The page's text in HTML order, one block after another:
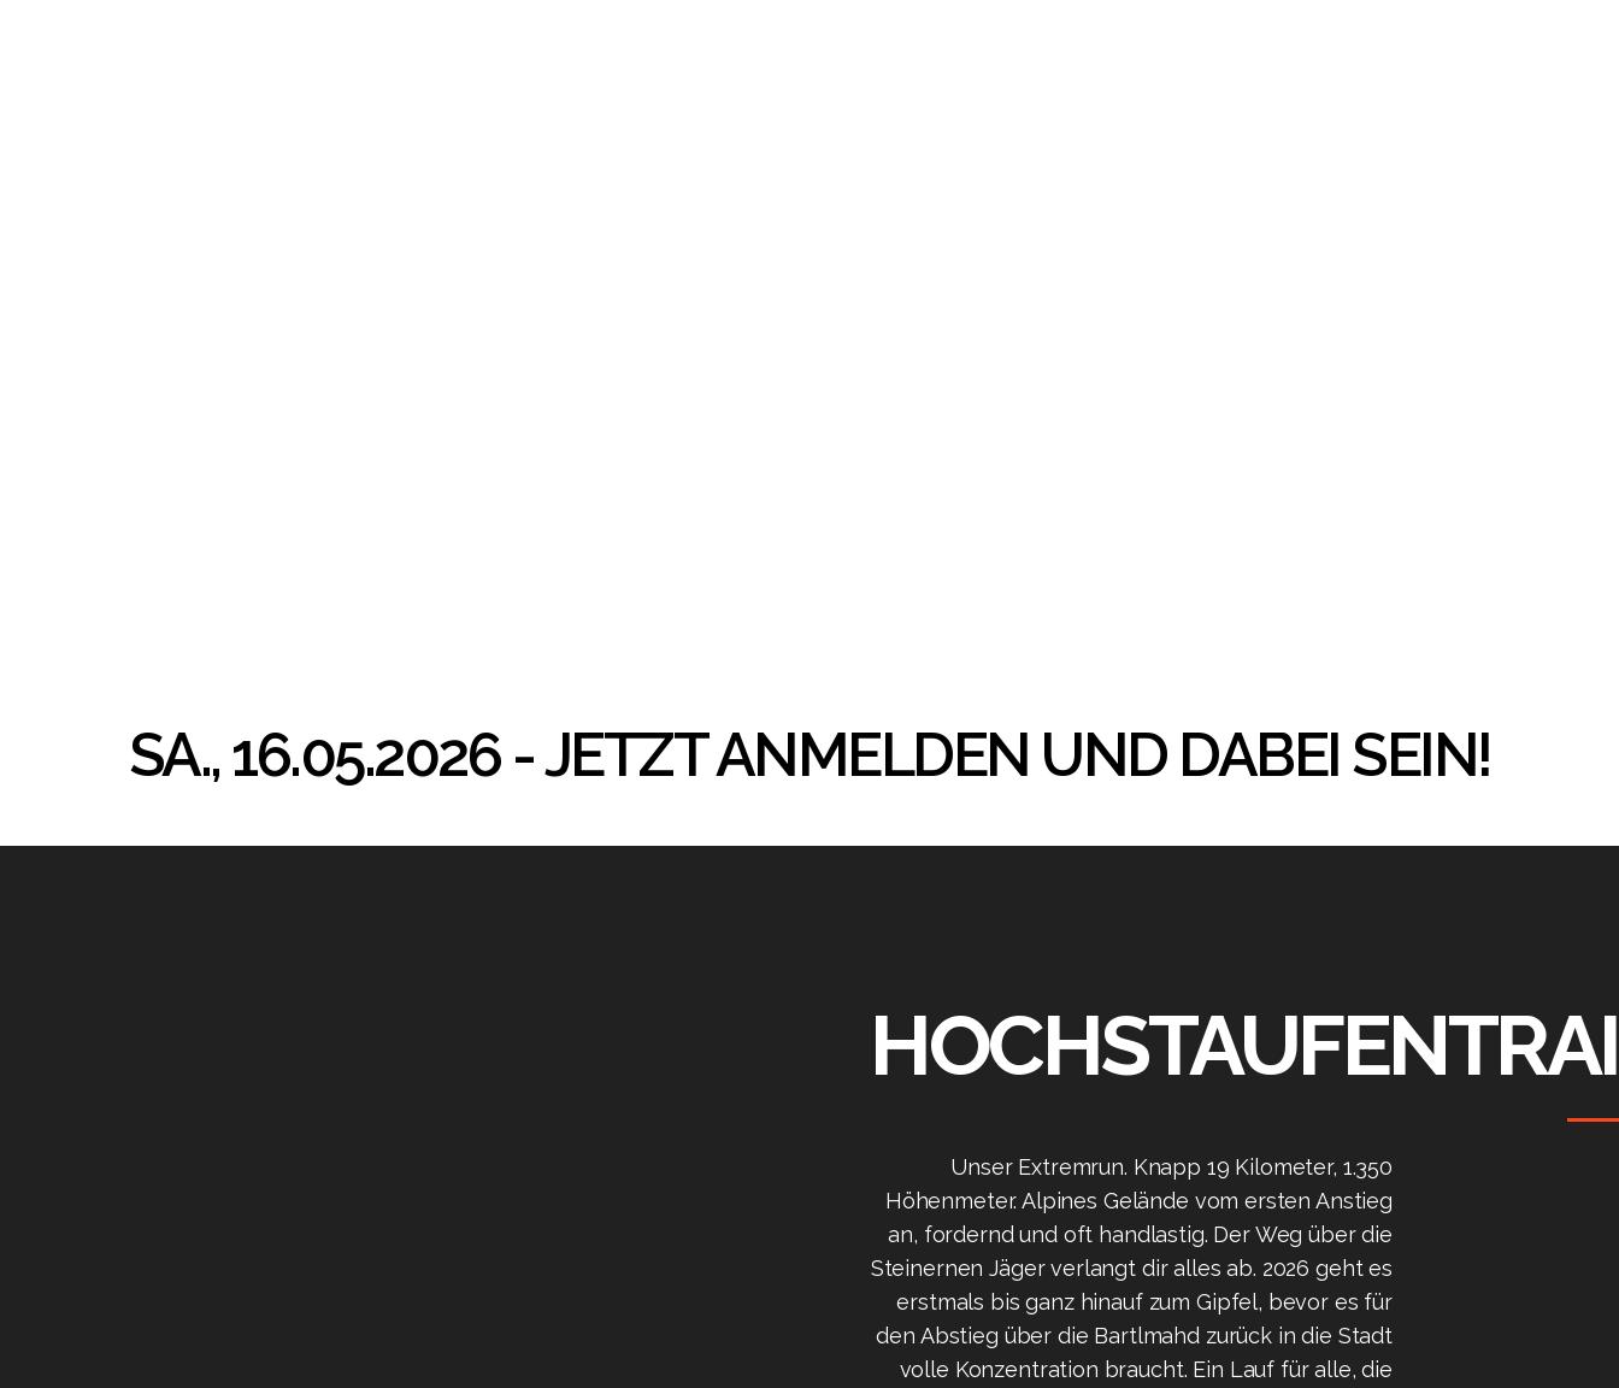
SA., 16.05.2026 - JETZT ANMELDEN UND DABEI SEIN!
Unser Extremrun. Knapp 19 Kilometer, 1.350
Höhenmeter. Alpines Gelände vom ersten Anstieg
an, fordernd und oft handlastig. Der Weg über die
Steinernen Jäger verlangt dir alles ab. 2026 geht es
erstmals bis ganz hinauf zum Gipfel, bevor es für
den Abstieg über die Bartlmahd zurück in die Stadt
volle Konzentration braucht. Ein Lauf für alle, die